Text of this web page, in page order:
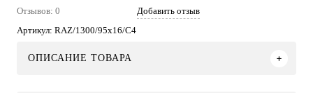
Отзывов: 0
Добавить отзыв
Артикул: RAZ/1300/95x16/C4
ОПИСАНИЕ ТОВАРА